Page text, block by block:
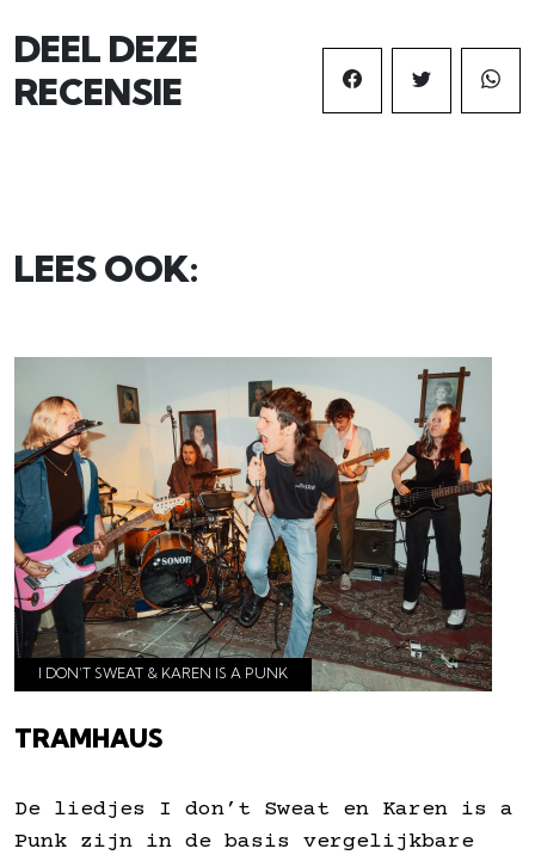
DEEL DEZE
RECENSIE
LEES OOK:
I DON’T SWEAT & KAREN IS A PUNK
TRAMHAUS
De liedjes I don’t Sweat en Karen is a
Punk zijn in de basis vergelijkbare